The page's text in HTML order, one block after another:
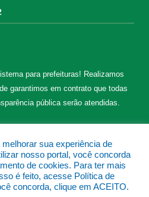
para prefeituras! Realizamos
garantimos em contrato que todas
públicaserão atendidas.
Prefeitura Municipal de Tracuateua.
sua experiência de
nosso portal, você concorda
de cookies. Para ter mais
é feito, acesse Política de
concorda, clique em ACEITO.